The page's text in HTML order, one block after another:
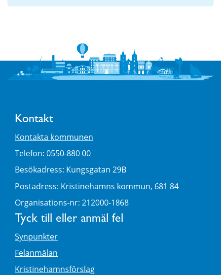
Kontakt
Kontakta kommunen
Telefon: 0550-880 00
Besökadress: Kungsgatan 29B
Postadress: Kristinehamns kommun, 681 84
Organisations-nr: 212000-1868
Tyck till eller anmäl fel
Synpunkter
Felanmälan
Kristinehamnsförslag